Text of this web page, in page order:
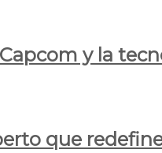
y la
que